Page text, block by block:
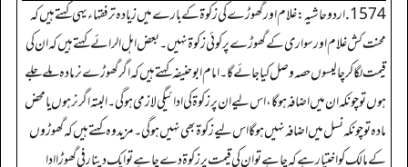
1574. اردو حاشیہ: غلام اور گھوڑے کی زکوۃ کے بارے میں زیادہ تر فقہاء یہی کہتے ہیں کہ
محنت کش غلام اور سواری کے گھوڑے پر کوئی زکوۃ نہیں۔ بعض اہل الرائے کہتے ہیں کہ ان کی
قیمت لگا کر چالیسوں حصہ وصل کیا جائے گا۔ امام ابوحنیفہ کہتے ہیں کہ اگر گھوڑے نر مادہ ملے جلے
ہوں تو چونکہ ان میں اضافہ ہو گا، اس لیے ان پر زکوۃ کی ادائیگی لازمی ہو گی۔ البتہ اگر نر ہوں یا محض
مادہ تو چونکہ نسل میں اضافہ نہیں ہوگا اس لیے زکوۃ بھی نہیں ہوگی۔ مزید وہ کہتے ہیں کہ گھوڑوں
کے مالک کو اختیار ہے کہ چاہے توان کی قیمت پر زکوۃ دے چاہے تو ایک دینار فی گھوڑا ادا